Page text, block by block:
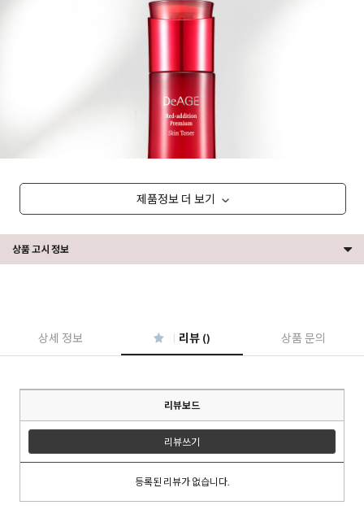
이코 라이프 하
제품정보 더 보기
상품 고시 정보
상세 정보 리뷰 () 상품 문의
리뷰보드
리뷰쓰기
등록된 리뷰가 없습니다.